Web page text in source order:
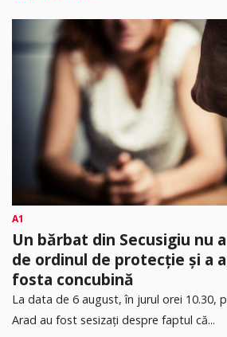
A1
Un bărbat din Secusigiu nu
de ordinul de protecție și a
fosta concubină
​La data de 6 august, în jurul orei 10.30,
Arad au fost sesizați despre faptul că...